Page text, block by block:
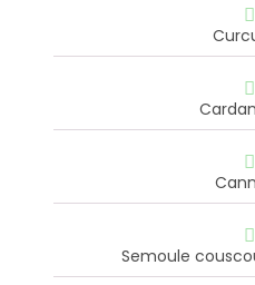
Semoule